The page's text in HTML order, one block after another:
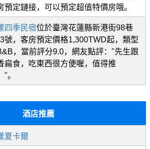
預定鏈接，可以預定超值特價房哦。
四季民宿位於臺灣花蓮縣新港街98巷
號，客房預定價格1,300TWD起，類型
，當前評分9.0，網友點評："先生跟
扁食，吃東西很方便喔，值得推
"。
酒店推薦
夏卡爾